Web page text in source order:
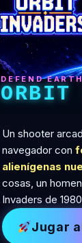
DEFEND
ORBIT
Un shooter
navegador con
alienígenas
cosas, un
Invaders de
Jugar